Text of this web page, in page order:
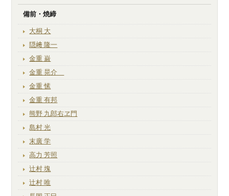
備前・焼締
大桐 大
隠﨑 隆一
金重 巌
金重 晃介
金重 愫
金重 有邦
熊野 九郎右ヱ門
島村 光
末廣 学
高力 芳照
辻村 塊
辻村 唯